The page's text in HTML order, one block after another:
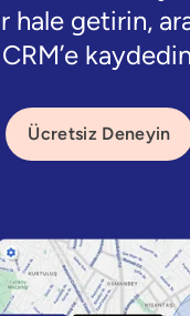
getirin,
CRM’e
Ücretsiz Deneyin